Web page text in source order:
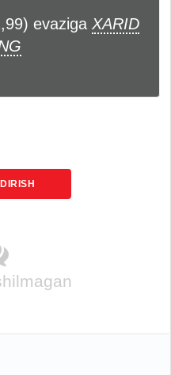
evaziga XARID